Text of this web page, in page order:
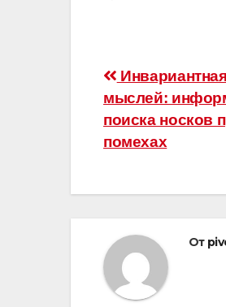
по
записям
мыслей:
поиска носков
помехах
От